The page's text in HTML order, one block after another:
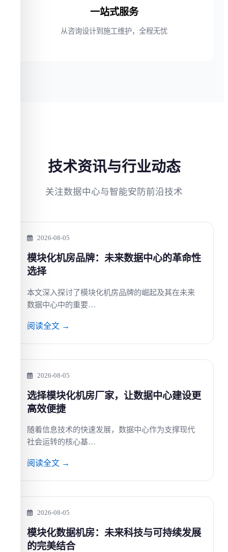
一站式服务
从咨询设计到施工维护，全程无忧
技术资讯与行业动态
关注数据中心与智能安防前沿技术
2026-08-05
模块化机房品牌：未来数据中心的革命性
选择
本文深入探讨了模块化机房品牌的崛起及其在未来
数据中心中的重要…
阅读全文 →
2026-08-05
选择模块化机房厂家，让数据中心建设更
高效便捷
随着信息技术的快速发展，数据中心作为支撑现代
社会运转的核心基…
阅读全文 →
2026-08-05
模块化数据机房：未来科技与可持续发展
的完美结合